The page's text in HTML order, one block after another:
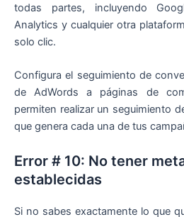
todas partes, incluyendo
Analytics y cualquier otra
solo clic.
Configura el seguimiento de
de AdWords a páginas de
permiten realizar un seguimiento
que genera cada una de tus
Error # 10: No tener
establecidas
Si no sabes exactamente lo que